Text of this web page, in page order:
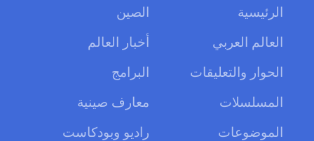
الرئيسية
الصين
العالم العربي
أخبار العالم
الحوار والتعليقات
البرامج
المسلسلات
معارف صينية
الموضوعات
راديو وبودكاست